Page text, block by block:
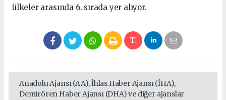
ülkeler arasında 6. sırada yer alıyor.
Anadolu Ajansı (AA), İhlas Haber Ajansı (İHA),
Demirören Haber Ajansı (DHA) ve diğer ajanslar